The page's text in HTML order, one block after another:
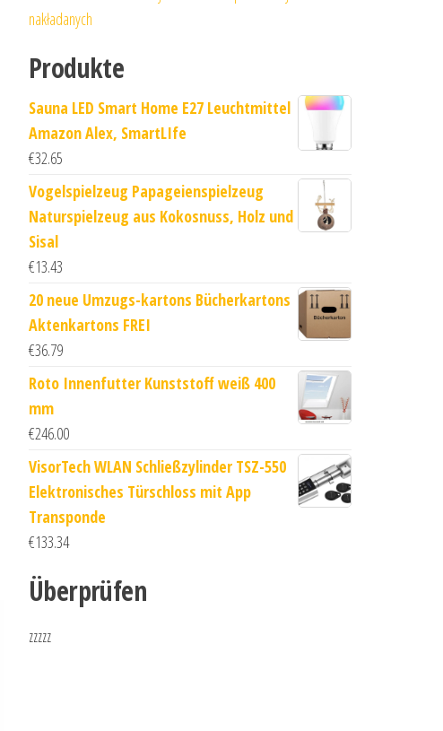
nakładanych
Produkte
Sauna LED Smart Home E27 Leuchtmittel
Amazon Alex, SmartLIfe
€32.65
Vogelspielzeug Papageienspielzeug
Naturspielzeug aus Kokosnuss, Holz und
Sisal
€13.43
20 neue Umzugs-kartons Bücherkartons
Aktenkartons FREI
€36.79
Roto Innenfutter Kunststoff weiß 400
mm
€246.00
VisorTech WLAN Schließzylinder TSZ-550
Elektronisches Türschloss mit App
Transponde
€133.34
Überprüfen
zzzzz